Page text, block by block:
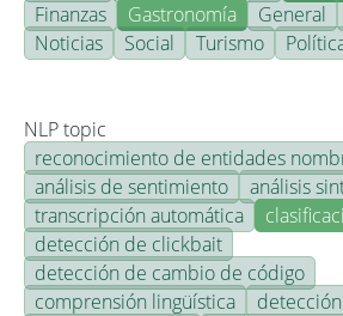
Finanzas
Gastronomía General
Noticias
Social Turismo
NLP topic
reconocimiento de entidades
análisis de sentimiento
análisis
transcripción automática
detección de clickbait
detección de cambio de código
comprensión lingüística